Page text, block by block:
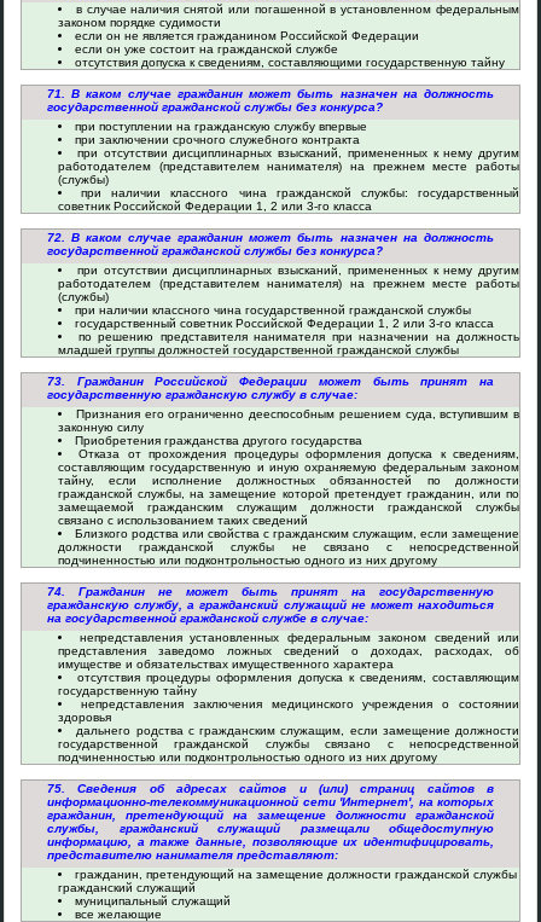
в случае наличия снятой или погашенной в установленном федеральным
законом порядке судимости
если он не является гражданином Российской Федерации
если он уже состоит на гражданской службе
отсутствия допуска к сведениям, составляющими государственную тайну
71. В каком случае гражданин может быть назначен на должность
государственной гражданской службы без конкурса?
при поступлении на гражданскую службу впервые
при заключении срочного служебного контракта
при отсутствии дисциплинарных взысканий, примененных к нему другим
работодателем (представителем нанимателя) на прежнем месте работы
(службы)
при наличии классного чина гражданской службы: государственный
советник Российской Федерации 1, 2 или 3-го класса
72. В каком случае гражданин может быть назначен на должность
государственной гражданской службы без конкурса?
при отсутствии дисциплинарных взысканий, примененных к нему другим
работодателем (представителем нанимателя) на прежнем месте работы
(службы)
при наличии классного чина государственной гражданской службы
государственный советник Российской Федерации 1, 2 или 3-го класса
по решению представителя нанимателя при назначении на должность
младшей группы должностей государственной гражданской службы
73. Гражданин Российской Федерации может быть принят на
государственную гражданскую службу в случае:
Признания его ограниченно дееспособным решением суда, вступившим в
законную силу
Приобретения гражданства другого государства
Отказа от прохождения процедуры оформления допуска к сведениям,
составляющим государственную и иную охраняемую федеральным законом
тайну, если исполнение должностных обязанностей по должности
гражданской службы, на замещение которой претендует гражданин, или по
замещаемой гражданским служащим должности гражданской службы
связано с использованием таких сведений
Близкого родства или свойства с гражданским служащим, если замещение
должности гражданской службы не связано с непосредственной
подчиненностью или подконтрольностью одного из них другому
74. Гражданин не может быть принят на государственную
гражданскую службу, а гражданский служащий не может находиться
на государственной гражданской службе в случае:
непредставления установленных федеральным законом сведений или
представления заведомо ложных сведений о доходах, расходах, об
имуществе и обязательствах имущественного характера
отсутствия процедуры оформления допуска к сведениям, составляющим
государственную тайну
непредставления заключения медицинского учреждения о состоянии
здоровья
дальнего родства с гражданским служащим, если замещение должности
государственной гражданской службы связано с непосредственной
подчиненностью или подконтрольностью одного из них другому
75. Сведения об адресах сайтов и (или) страниц сайтов в
информационно-телекоммуникационной сети 'Интернет', на которых
гражданин, претендующий на замещение должности гражданской
службы, гражданский служащий размещали общедоступную
информацию, а также данные, позволяющие их идентифицировать,
представителю нанимателя представляют:
гражданин, претендующий на замещение должности гражданской службы
гражданский служащий
муниципальный служащий
все желающие